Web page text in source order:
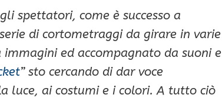
spettatori, come è successo a
di cortometraggi da girare in varie
ed accompagnato da suoni e
” sto cercando di dar voce
luce, ai costumi e i colori. A tutto ciò